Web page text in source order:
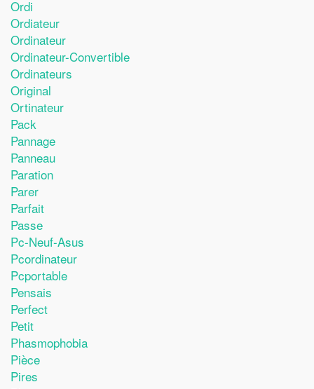
Ordi
Ordiateur
Ordinateur
Ordinateur-Convertible
Ordinateurs
Original
Ortinateur
Pack
Pannage
Panneau
Paration
Parer
Parfait
Passe
Pc-Neuf-Asus
Pcordinateur
Pcportable
Pensais
Perfect
Petit
Phasmophobia
Pièce
Pires